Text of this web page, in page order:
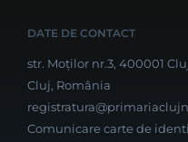
DATE DE CONTACT
str. Moților nr.3, 400001
Cluj, România
Comunicare carte de